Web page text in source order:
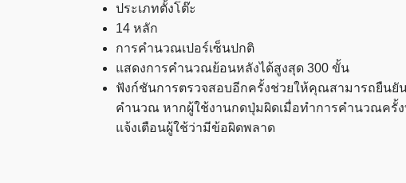
ประเภทตั้งโต๊ะ
14 หลัก
การคำนวณเปอร์เซ็นปกติ
แสดงการคำนวณย้อนหลังได้สูงสุด 300 ขั้น
ฟังก์ชันการตรวจสอบอีกครั้งช่วยให้คุณสามารถยืนยั
คำนวณ หากผู้ใช้งานกดปุ่มผิดเมื่อทำการคำนวณครั้
แจ้งเตือนผู้ใช้ว่ามีข้อผิดพลาด